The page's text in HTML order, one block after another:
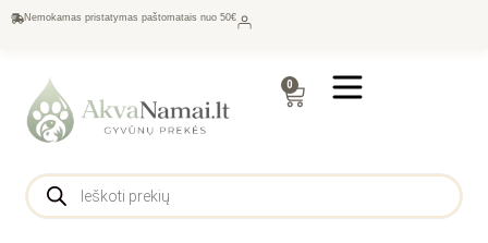
Nemokamas pristatymas paštomatais nuo 50€
0